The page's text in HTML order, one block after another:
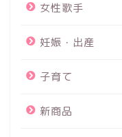
女性歌手
妊娠・出産
子育て
新商品